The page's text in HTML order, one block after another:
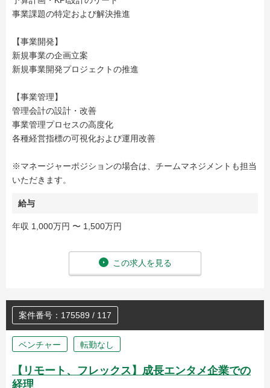
事業課題の特定および解決推進
【事業開発】
新規事業の企画立案
新規事業開発プロジェクトの推進
【事業管理】
管理会計の設計・改善
事業管理プロセスの高度化
各種経営指標の可視化および運用改善
※マネージャーポジションの場合は、チームマネジメントも担当
いただきます。
給与
年収 1,000万円 〜 1,500万円
この求人を見る
案件番号：175589 / 117
ベンチャー 転勤なし
【リモート、フレックス】成長エンタメ企業での
経理